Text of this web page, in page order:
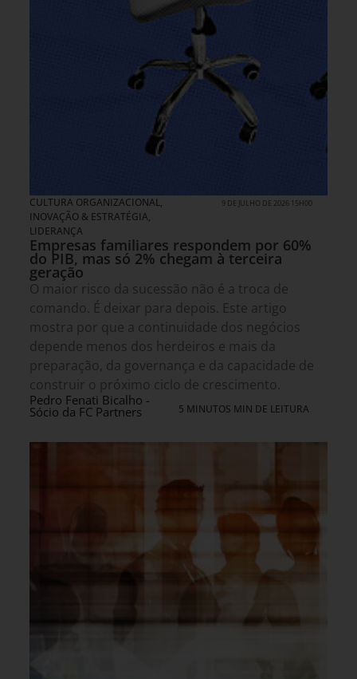
CULTURA ORGANIZACIONAL,
INOVAÇÃO & ESTRATÉGIA,
LIDERANÇA
9 DE JULHO DE 2026 15H00
Empresas familiares respondem por 60%
do PIB, mas só 2% chegam à terceira
geração
O maior risco da sucessão não é a troca de
comando. É deixar para depois. Este artigo
mostra por que a continuidade dos negócios
depende menos dos herdeiros e mais da
preparação, da governança e da capacidade de
construir o próximo ciclo de crescimento.
Pedro Fenati Bicalho -
Sócio da FC Partners 5 MINUTOS MIN DE LEITURA